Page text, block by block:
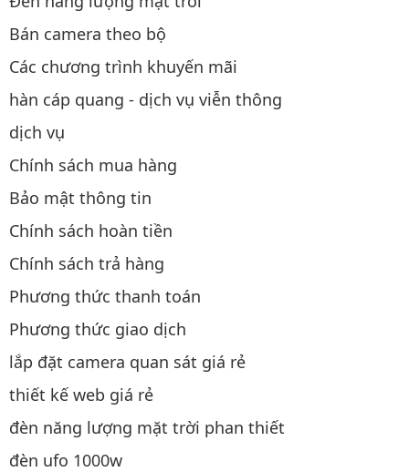
Bán camera theo bộ
Các chương trình khuyến mãi
hàn cáp quang - dịch vụ viễn thông
dịch vụ
Chính sách mua hàng
Bảo mật thông tin
Chính sách hoàn tiền
Chính sách trả hàng
Phương thức thanh toán
Phương thức giao dịch
lắp đặt camera quan sát giá rẻ
thiết kế web giá rẻ
đèn năng lượng mặt trời phan thiết
đèn ufo 1000w